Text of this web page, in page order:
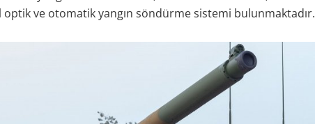
ve otomatik yangın söndürme sistemi bulunmaktadır.